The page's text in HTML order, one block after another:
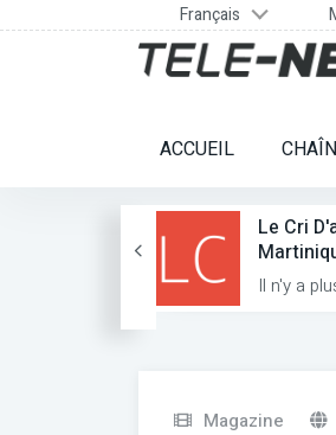
Français
ACCUEIL
Le Cri
Il n'y a
Magazine